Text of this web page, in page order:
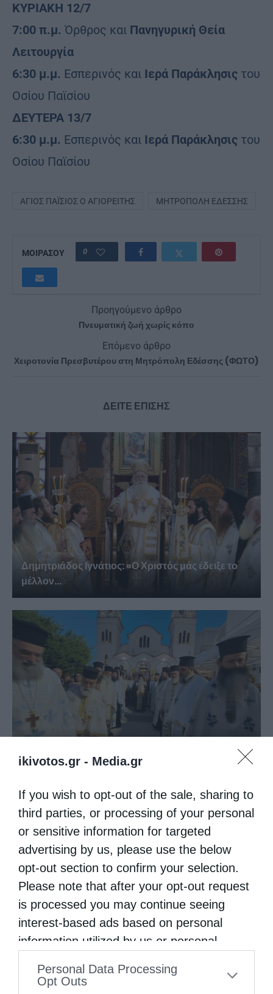
ikivotos.gr - Media.gr
If you wish to opt-out of the sale, sharing to
third parties, or processing of your personal
or sensitive information for targeted
advertising by us, please use the below
opt-out section to confirm your selection.
Please note that after your opt-out request
is processed you may continue seeing
interest-based ads based on personal
information utilized by us or personal
to your opt-out. You may separately opt-out
Personal Data Processing
Opt Outs
ΚΥΡΙΑΚΗ 12/7
7:00 π.μ. Όρθρος και Πανηγυρική Θεία
Λειτουργία
6:30 μ.μ. Εσπερινός και Ιερά Παράκλησις του
Οσίου Παϊσίου
ΔΕΥΤΕΡΑ 13/7
6:30 μ.μ. Εσπερινός και Ιερά Παράκλησις του
Οσίου Παϊσίου
ΆΓΙΟΣ ΠΑΪ́ΣΙΟΣ Ο ΑΓΙΟΡΕΊΤΗΣ ΜΗΤΡΌΠΟΛΗ ΕΔΈΣΣΗΣ
ΜΟΙΡΑΣΟΥ 0
Προηγούμενο άρθρο
Πνευματική ζωή χωρίς κόπο
Επόμενο άρθρο
Χειροτονία Πρεσβυτέρου στη Μητρόπολη Εδέσσης (ΦΩΤΟ)
ΔΕΙΤΕ ΕΠΙΣΗΣ
Δημητριάδος Ιγνάτιος: «Ο Χριστός μάς έδειξε το
μέλλον...
της...
Πανήγυρη Ιερού Καθεδρικού Ναού
Μεταμορφώσεως του Σωτήρος στο...